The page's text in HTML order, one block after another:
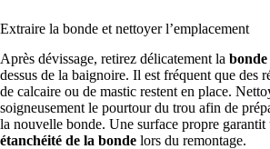
Extraire la bonde et nettoyer l’emplacement
Après dévissage, retirez délicatement la bonde
dessus de la baignoire. Il est fréquent que des
de calcaire ou de mastic restent en place.
soigneusement le pourtour du trou afin de
la nouvelle bonde. Une surface propre garantit
étanchéité de la bonde lors du remontage.